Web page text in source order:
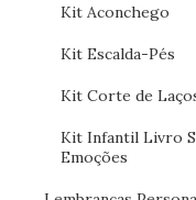
Kit Aconchego
Kit Escalda-Pés
Kit Corte de
Kit Infantil Livro
Emoções